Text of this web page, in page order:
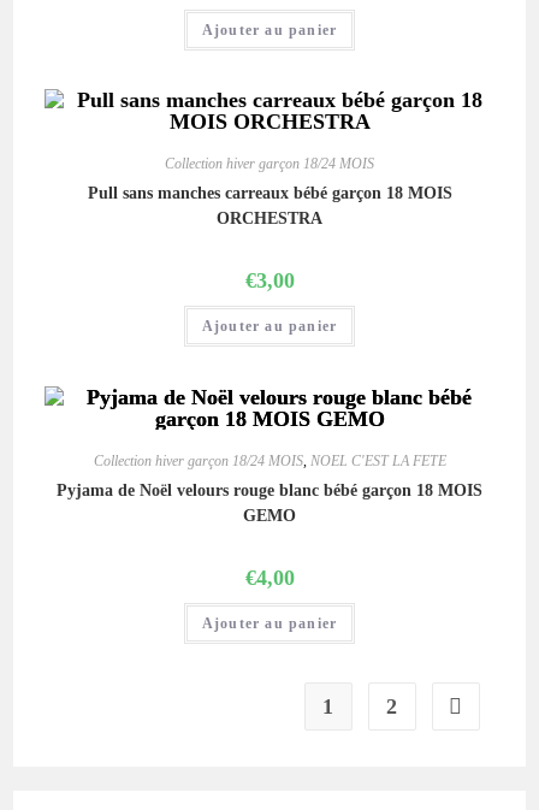
Ajouter au panier
Collection hiver garçon 18/24 MOIS
Pull sans manches carreaux bébé garçon 18 MOIS
ORCHESTRA
€3,00
Ajouter au panier
Collection hiver garçon 18/24 MOIS, NOEL C'EST LA FETE
Pyjama de Noël velours rouge blanc bébé garçon 18 MOIS
GEMO
€4,00
Ajouter au panier
1 2